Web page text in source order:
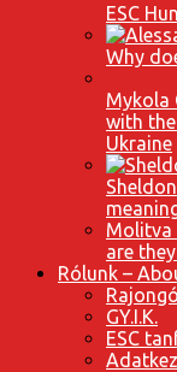
ESC
Why
Mykola
with
Ukraine
Molitva
are
Rólunk –
GY.I.K.
ESC